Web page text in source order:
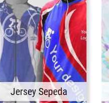
Jersey Sepeda